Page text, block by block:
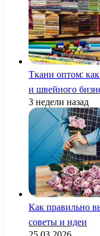
Ткани оптом:
и швейного
3 недели назад
Как правильно
советы и идеи